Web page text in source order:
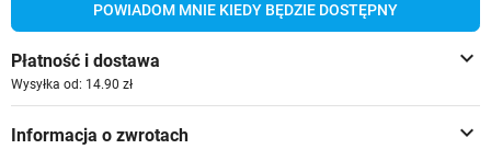
POWIADOM MNIE KIEDY BĘDZIE DOSTĘPNY
keyboard_arrow_down
Płatność i dostawa
Wysyłka od: 14.90 zł
keyboard_arrow_down
Informacja o zwrotach